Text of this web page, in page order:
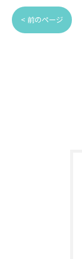
< 前のページ